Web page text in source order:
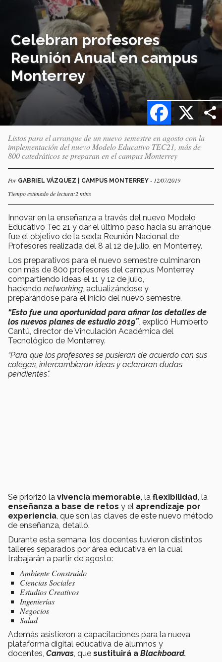
Celebran profesores
Reunión Anual en campus
Monterrey
X
Facebook
Listos para el arranque de un nuevo semestre en agosto con la
implementación del nuevo Modelo Educativo TEC21, más de
800 catedráticos se preparan en el campus Monterrey
Por GABRIEL VÁZQUEZ | CAMPUS MONTERREY - 12/07/2019
Tiempo estimado de lectura:2 mins
Innovar en la enseñanza a través del nuevo Modelo
Educativo Tec 21 y dar el último paso hacia su arranque
fue el objetivo de la sexta Reunión Nacional de
Profesores realizada del 8 al 12 de julio, en Monterrey.
Los preparativos para el nuevo semestre culminaron
con más de 800 profesores del campus Monterrey
compartiendo ideas el 11 y 12 de julio,
haciendo networking, actualizándose y
preparándose para el inicio del nuevo semestre.
“Esto fue una oportunidad para afinar los detalles de
los nuevos planes de estudio 2019”, explicó Humberto
Cantú, director de Vinculación Académica del
Tecnológico de Monterrey.
“Para que los profesores se pusieran de acuerdo con sus
colegas, intercambiaran ideas y aclararan dudas
pendientes".
Se priorizó la vivencia memorable , la flexibilidad , la
enseñanza a base de retos y el aprendizaje por
experiencia , que son las claves de este nuevo método
de enseñanza, detalló.
Durante esta semana, los docentes tuvieron distintos
talleres separados por área educativa en la cual
trabajarán a partir de agosto:
Ambiente Construido
Ciencias Sociales
Estudios Creativos
Ingenierías
Negocios
Salud
Además asistieron a capacitaciones para la nueva
plataforma digital educativa de alumnos y
docentes, Canvas , que sustituirá a Blackboard.